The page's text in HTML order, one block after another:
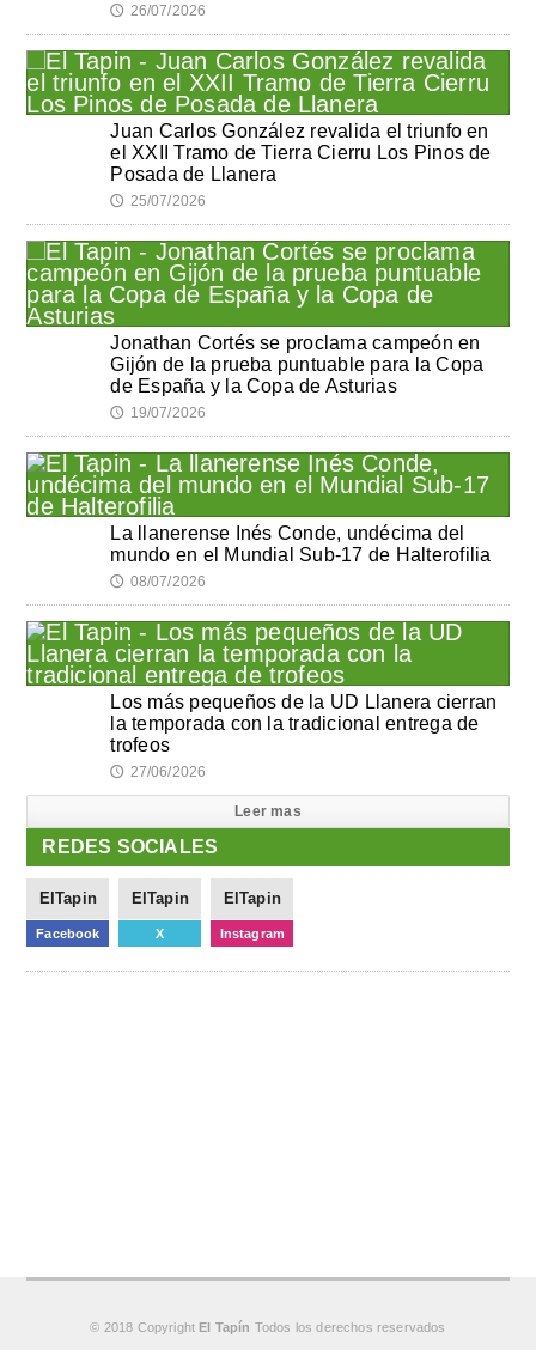
🕔 26/07/2026
Juan Carlos González revalida el triunfo en
el XXII Tramo de Tierra Cierru Los Pinos de
Posada de Llanera
🕔 25/07/2026
Jonathan Cortés se proclama campeón en
Gijón de la prueba puntuable para la Copa
de España y la Copa de Asturias
🕔 19/07/2026
La llanerense Inés Conde, undécima del
mundo en el Mundial Sub-17 de Halterofilia
🕔 08/07/2026
Los más pequeños de la UD Llanera cierran
la temporada con la tradicional entrega de
trofeos
🕔 27/06/2026
Leer mas
REDES SOCIALES
ElTapin
Facebook
ElTapin
X
ElTapin
Instagram
© 2018 Copyright El Tapín Todos los derechos reservados